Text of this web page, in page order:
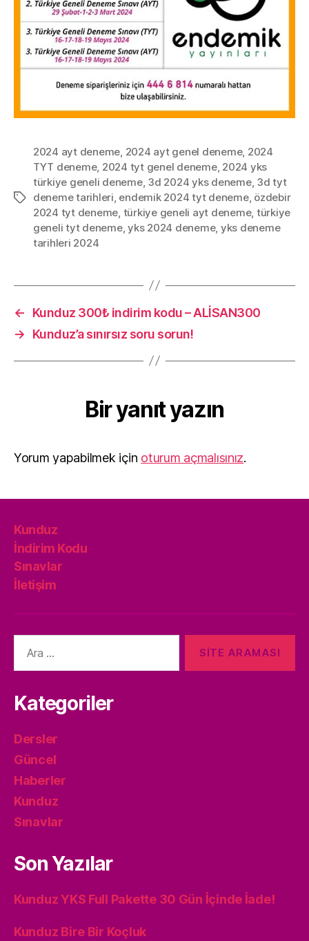
Etiketler
2024 ayt deneme 2024 ayt genel deneme, 2024
TYT deneme, 2024 tyt genel deneme, 2024 yks
türkiye geneli deneme, 3d 2024 yks deneme, 3d tyt
deneme tarihleri endemik 2024 tyt deneme, özdebir
2024 tyt deneme türkiye geneli ayt deneme, türkiye
geneli tyt deneme,yks 2024 deneme, yks deneme
tarihleri 2024
←
Kunduz 300₺ indirim kodu – ALİSAN300
→
Kunduz’a sınırsız soru sorun!
Bir yanıt yazın
Yorum yapabilmek için oturum açmalısınız.
Kunduz
İndirim Kodu
Sınavlar
İletişim
yap:
Kategoriler
Dersler
Güncel
Haberler
Kunduz
Sınavlar
Son Yazılar
Kunduz YKS Full Pakette 30 Gün İçinde İade!
Kunduz Bire Bir Koçluk